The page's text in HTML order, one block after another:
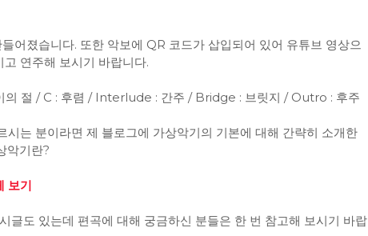
어졌습니다. 또한 악보에 QR 코드가 삽입되어 있어 유튜브 영상으
연주해 보시기 바랍니다.
의 절 / C : 후렴 / Interlude : 간주 / Bridge : 브릿지 / Outro : 후주
시는 분이라면 제 블로그에 가상악기의 기본에 대해 간략히 소개한
악기란?
보기
글도 있는데 편곡에 대해 궁금하신 분들은 한 번 참고해 보시기 바랍